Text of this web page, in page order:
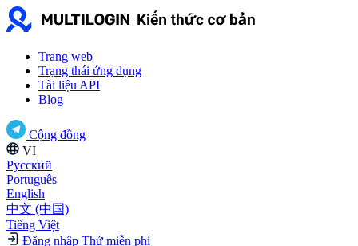
Trang web
Trạng thái ứng dụng
Tài liệu API
Blog
Cộng đồng
VI
Русский
Português
English
中文 (中国)
Tiếng Việt
Đăng nhập Thử miễn phí